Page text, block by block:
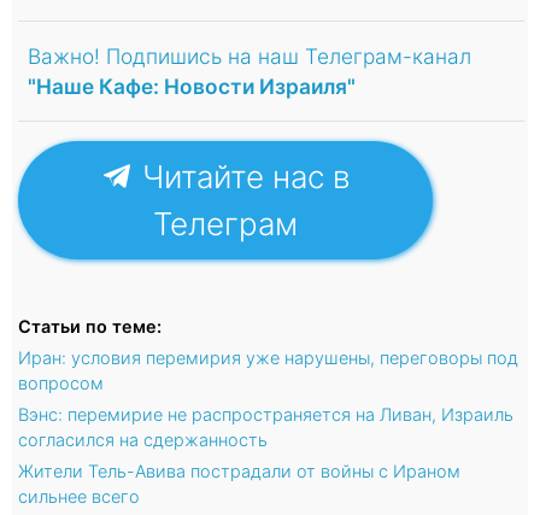
Важно! Подпишись на наш Телеграм-канал
"Наше Кафе: Новости Израиля"
Читайте нас в
Телеграм
Статьи по теме:
Иран: условия перемирия уже нарушены, переговоры под
вопросом
Вэнс: перемирие не распространяется на Ливан, Израиль
согласился на сдержанность
Жители Тель-Авива пострадали от войны с Ираном
сильнее всего